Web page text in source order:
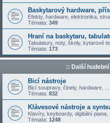
Baskytarový hardware,
Efekty, hardware, elektronika,
Témata: 349
Hraní na baskytaru,
Tabulatury, noty, školy, kytarové
Témata: 173
:: Další
Bicí nástroje
Bicí soupravy, činely, hardware, ...
Témata: 832
Klávesové nástroje a
Klavíry, keyboardy, digitální piana,
Témata: 1248